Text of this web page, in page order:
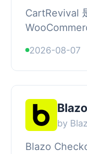
CartRevival
在顧客離開
商家挽回潛
2026-08-07
by
Blazo